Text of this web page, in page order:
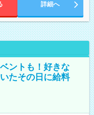
詳細へ
ントも！好きな
たその日に給料